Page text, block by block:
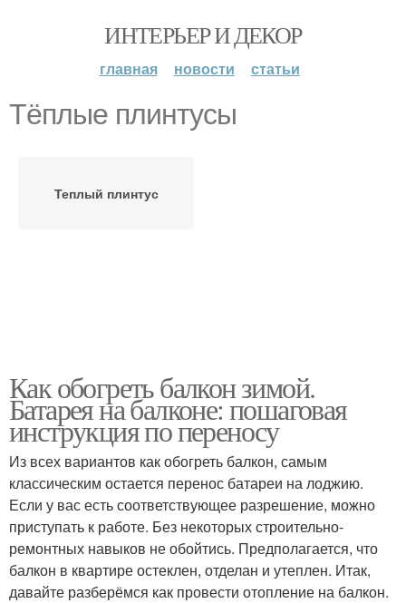
ИНТЕРЬЕР И ДЕКОР
главная новости статьи
Тёплые плинтусы
Теплый плинтус
Как обогреть балкон зимой.
Батарея на балконе: пошаговая
инструкция по переносу
Из всех вариантов как обогреть балкон, самым
классическим остается перенос батареи на лоджию.
Если у вас есть соответствующее разрешение, можно
приступать к работе. Без некоторых строительно-
ремонтных навыков не обойтись. Предполагается, что
балкон в квартире остеклен, отделан и утеплен. Итак,
давайте разберёмся как провести отопление на балкон.